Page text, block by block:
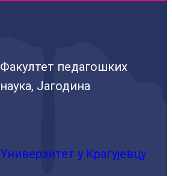
Факултет педагошких
наука, Јагодина
Универзитет у Крагујевцу